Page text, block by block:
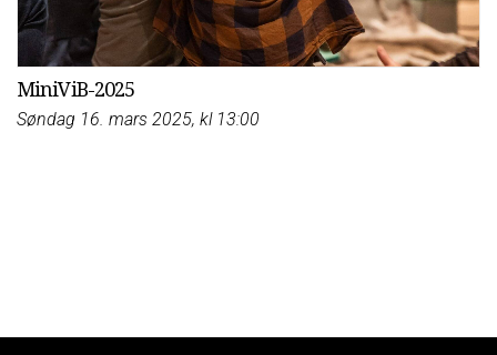
MiniViB-2025
Søndag 16. mars 2025, kl 13:00